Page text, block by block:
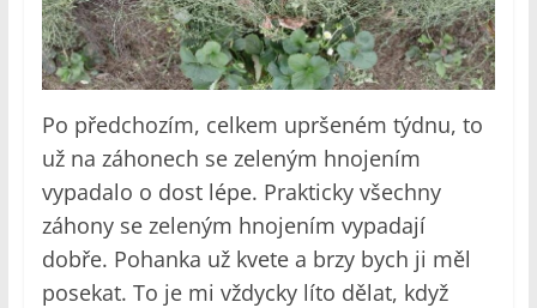
Po předchozím, celkem upršeném týdnu, to
už na záhonech se zeleným hnojením
vypadalo o dost lépe. Prakticky všechny
záhony se zeleným hnojením vypadají
dobře. Pohanka už kvete a brzy bych ji měl
posekat. To je mi vždycky líto dělat, když